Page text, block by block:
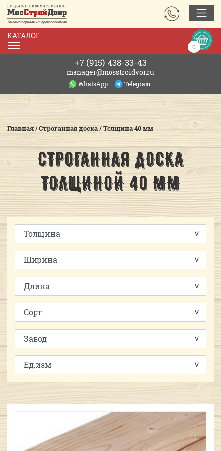
КАТАЛОГ
+7 (915) 438-33-43
manager@mosstroidvor.ru
WhatsApp Telegram
ЗАКАЗАТЬ
ЗВОНОК
0
0р.
Главная/Строганная доска/Толщина 40 мм
СТРОГАННАЯ ДОСКА
ТОЛЩИНОЙ 40 ММ